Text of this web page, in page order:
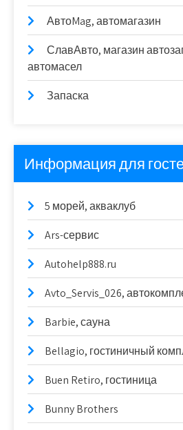
АвтоMag, автомагазин
СлавАвто, магазин
автомасел
Запаска
Информация для
5 морей, акваклуб
Ars-сервис
Autohelp888.ru
Avto_Servis_026,
Barbie, сауна
Bellagio, гостиничный
Buen Retiro, гостиница
Bunny Brothers